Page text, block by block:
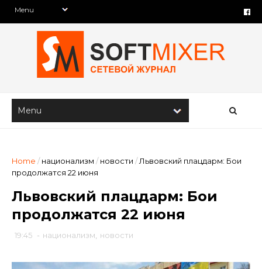
Home / национализм / новости / Львовский плацдарм: Бои
продолжатся 22 июня
Львовский плацдарм: Бои
продолжатся 22 июня
19:45 - национализм новости